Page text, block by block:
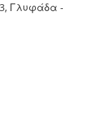
Γλυφάδα -